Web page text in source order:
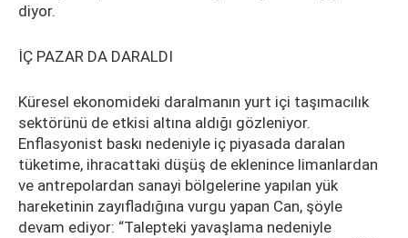
diyor.
İÇ PAZAR DA DARALDI
Küresel ekonomideki daralmanın yurt içi taşımacılık
sektörünü de etkisi altına aldığı gözleniyor.
Enflasyonist baskı nedeniyle iç piyasada daralan
tüketime, ihracattaki düşüş de eklenince limanlardan
ve antrepolardan sanayi bölgelerine yapılan yük
hareketinin zayıfladığına vurgu yapan Can, şöyle
devam ediyor: “Talepteki yavaşlama nedeniyle